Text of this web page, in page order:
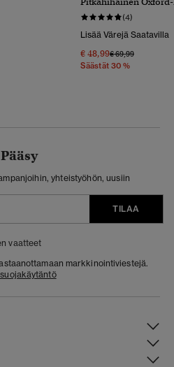
(4)
Lisää Värejä Saatavilla
€ 48,99Hinta Alennettu
€ 69,99Hintaan
Säästät 30 %
yhteistyöhön, uusiin
TILAA
vaatteet
markkinointiviestejä.